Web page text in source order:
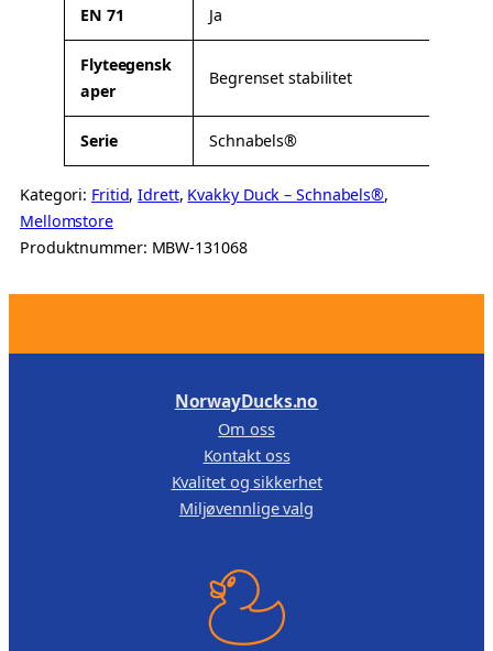
e
EN 71 Ja
Flyteegensk
aper
Begrenset stabilitet
Serie Schnabels®
Kategori: Fritid, Idrett, Kvakky Duck – Schnabels®
Mellomstore
Produktnummer: MBW-131068
NorwayDucks.no
Om oss
Kontakt oss
Kvalitet og sikkerhet
Miljøvennlige valg